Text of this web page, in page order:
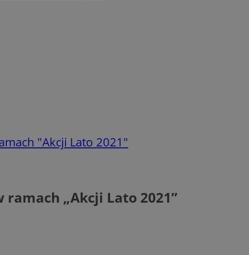
"Akcji Lato 2021"
„Akcji Lato 2021”